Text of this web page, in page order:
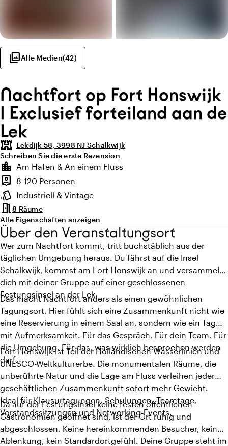
photo_libraryAlle Medien(42)
Nachtfort op Fort Honswijk
| Exclusief forteiland aan de
Lek
fort Lekdijk 58, 3998 NJ Schalkwijk
Schreiben Sie die erste Rezension
Highlights
location_city
Lage und Umgebung
Am Hafen & An einem Fluss
person_pin
Kapazität
8-120 Personen
style
Ambiente
Industriell & Vintage
meeting_room8 Räume
Alle Eigenschaften anzeigen
Über den Veranstaltungsort
Wer zum Nachtfort kommt, tritt buchstäblich aus der
täglichen Umgebung heraus. Du fährst auf die Insel
Schalkwijk, kommst am Fort Honswijk an und versammelst
dich mit deiner Gruppe auf einer geschlossenen
Festungsinsel an der Lek.
Das macht Nachtfort anders als einen gewöhnlichen
Tagungsort. Hier fühlt sich eine Zusammenkunft nicht wie
eine Reservierung in einem Saal an, sondern wie ein Tag
mit Aufmerksamkeit. Für das Gespräch. Für dein Team. Für
die Umgebung. Für das, was wirklich besprochen werden
darf.
Fort Honswijk ist Teil der Holländischen Wasserlinien und
UNESCO-Weltkulturerbe. Die monumentalen Räume, die
unberührte Natur und die Lage am Fluss verleihen jeder
geschäftlichen Zusammenkunft sofort mehr Gewicht.
Ideal für Klausurtagungen, Schulungen, Teamtage,
Vorstandssitzungen und Networking-Events.
Da auf der Festungsinsel keine festen öffentlichen
Gastronomien geöffnet sind, ist der Ort ruhig und
abgeschlossen. Keine hereinkommenden Besucher, keine
Ablenkung, kein Standardortgefühl. Deine Gruppe steht im